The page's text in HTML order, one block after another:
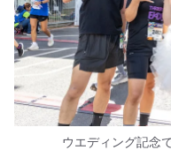
ウエディング記念